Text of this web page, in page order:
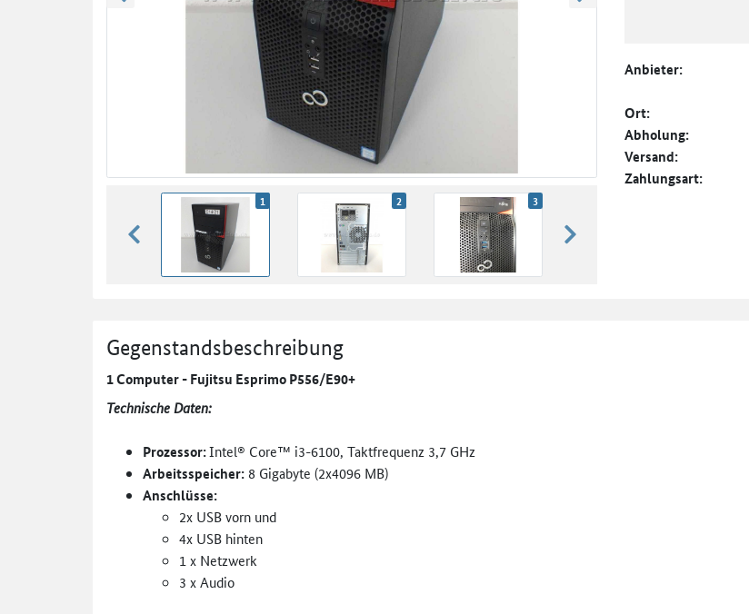
zurück blättern
1 2 3
weiter blättern
Anbieter:
Ort:
Abholung:
Versand:
Zahlungsart:
Gegenstandsbeschreibung
1 Computer - Fujitsu Esprimo P556/E90+
Technische Daten:
Prozessor:Intel® Core™ i3-6100, Taktfrequenz 3,7 GHz
Arbeitsspeicher: 8 Gigabyte (2x4096 MB)
Anschlüsse:
2x USB vorn und
4x USB hinten
1 x Netzwerk
3 x Audio